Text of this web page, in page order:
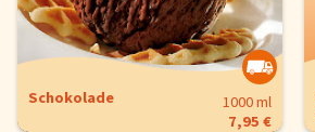
Schokolade
1000 ml
7,95 €